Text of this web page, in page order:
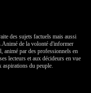
des sujets factuels mais aussi
de la volonté d'informer
animé par des professionnels en
lecteurs et aux décideurs en vue
aspirations du peuple.